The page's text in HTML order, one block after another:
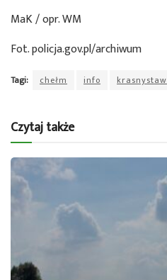
MaK / opr. WM
Fot. policja.gov.pl/archiwum
Tagi: chełm info krasnystaw
Czytaj także